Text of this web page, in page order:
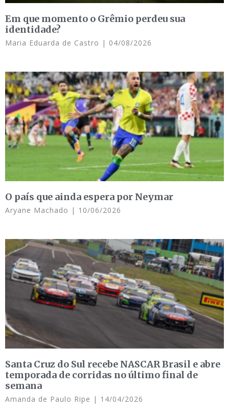
Em que momento o Grêmio perdeu sua
identidade?
Maria Eduarda de Castro 04/08/2026
O país que ainda espera por Neymar
Aryane Machado 10/06/2026
Santa Cruz do Sul recebe NASCAR Brasil e abre
temporada de corridas no último final de
semana
Amanda de Paulo Ripe 14/04/2026